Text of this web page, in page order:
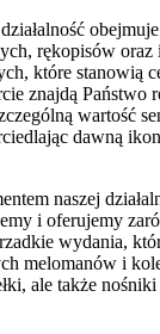
rękopisów
które stanowią
znajdą Państwo
wartość
dawną
naszej
i oferujemy
wydania,
melomanów i
ale także